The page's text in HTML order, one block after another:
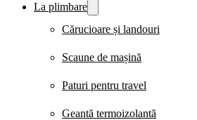
La plimbare
Cărucioare și landouri
Scaune de mașină
Paturi pentru travel
Geantă termoizolantă